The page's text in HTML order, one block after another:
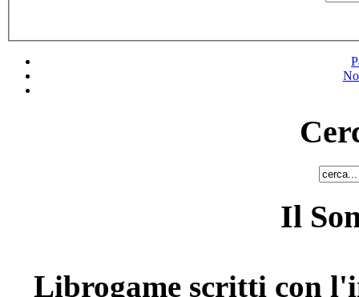
Il
Librogame scritti con